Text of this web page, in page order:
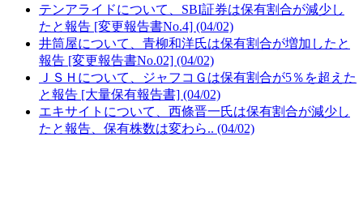
テンアライドについて、SBI証券は保有割合が減少し
たと報告 [変更報告書No.4] (04/02)
井筒屋について、青柳和洋氏は保有割合が増加したと
報告 [変更報告書No.02] (04/02)
ＪＳＨについて、ジャフコＧは保有割合が5％を超えた
と報告 [大量保有報告書] (04/02)
エキサイトについて、西條晋一氏は保有割合が減少し
たと報告、保有株数は変わら.. (04/02)